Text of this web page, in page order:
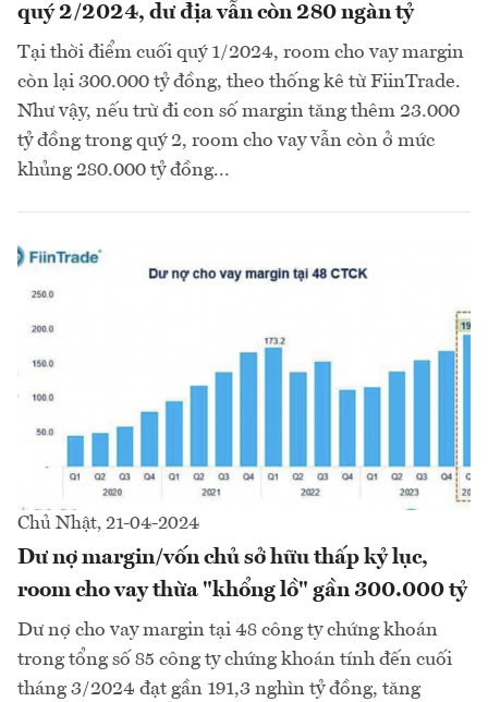
quý 2/2024, dư địa vẫn còn 280 ngàn tỷ
Tại thời điểm cuối quý 1/2024, room cho vay margin
còn lại 300.000 tỷ đồng, theo thống kê từ FiinTrade.
Như vậy, nếu trừ đi con số margin tăng thêm 23.000
tỷ đồng trong quý 2, room cho vay vẫn còn ở mức
khủng 280.000 tỷ đồng...
Chủ Nhật, 21-04-2024
Dư nợ margin/vốn chủ sở hữu thấp kỷ lục,
room cho vay thừa "khổng lồ" gần 300.000 tỷ
Dư nợ cho vay margin tại 48 công ty chứng khoán
trong tổng số 85 công ty chứng khoán tính đến cuối
tháng 3/2024 đạt gần 191,3 nghìn tỷ đồng, tăng